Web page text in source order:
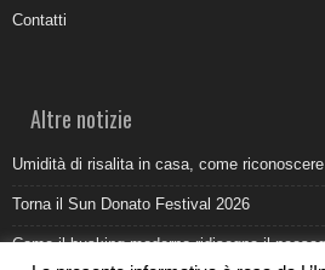
Contatti
Altre notizie
Umidità di risalita in casa, come
Torna il Sun Donato Festival 2026
Come il busking moderno ridisegna il